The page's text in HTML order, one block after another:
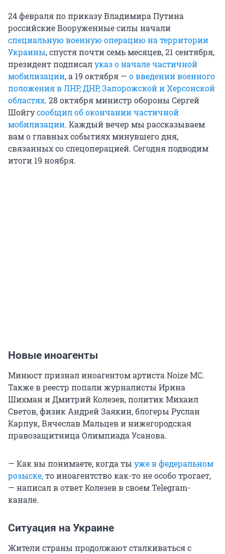
24 февраля по приказу Владимира Путина
российские Вооруженные силы начали
специальную военную операцию на территории
Украины, спустя почти семь месяцев, 21 сентября,
президент подписалуказ о начале частичной
мобилизации, а 19 октября — о введении военного
положения в ЛНР, ДНР, Запорожской и Херсонской
областях. 28 октября министр обороны Сергей
Шойгусообщил об окончании частичной
мобилизации. Каждый вечер мы рассказываем
вам о главных событиях минувшего дня,
связанных со спецоперацией. Сегодня подводим
итоги 19 ноября.
Новые иноагенты
Минюст признал иноагентом артиста Noize MC.
Также в реестр попали журналисты Ирина
Шихман и Дмитрий Колезев, политик Михаил
Светов, физик Андрей Заякин, блогеры Руслан
Карпук, Вячеслав Мальцев и нижегородская
правозащитница Олимпиада Усанова.
— Как вы понимаете, когда ты уже в федеральном
розыске,то иноагентство как-то не особо трогает,
— написал в ответ Колезев в своем Telegram-
канале.
Ситуация на Украине
Жители страны продолжают сталкиваться с